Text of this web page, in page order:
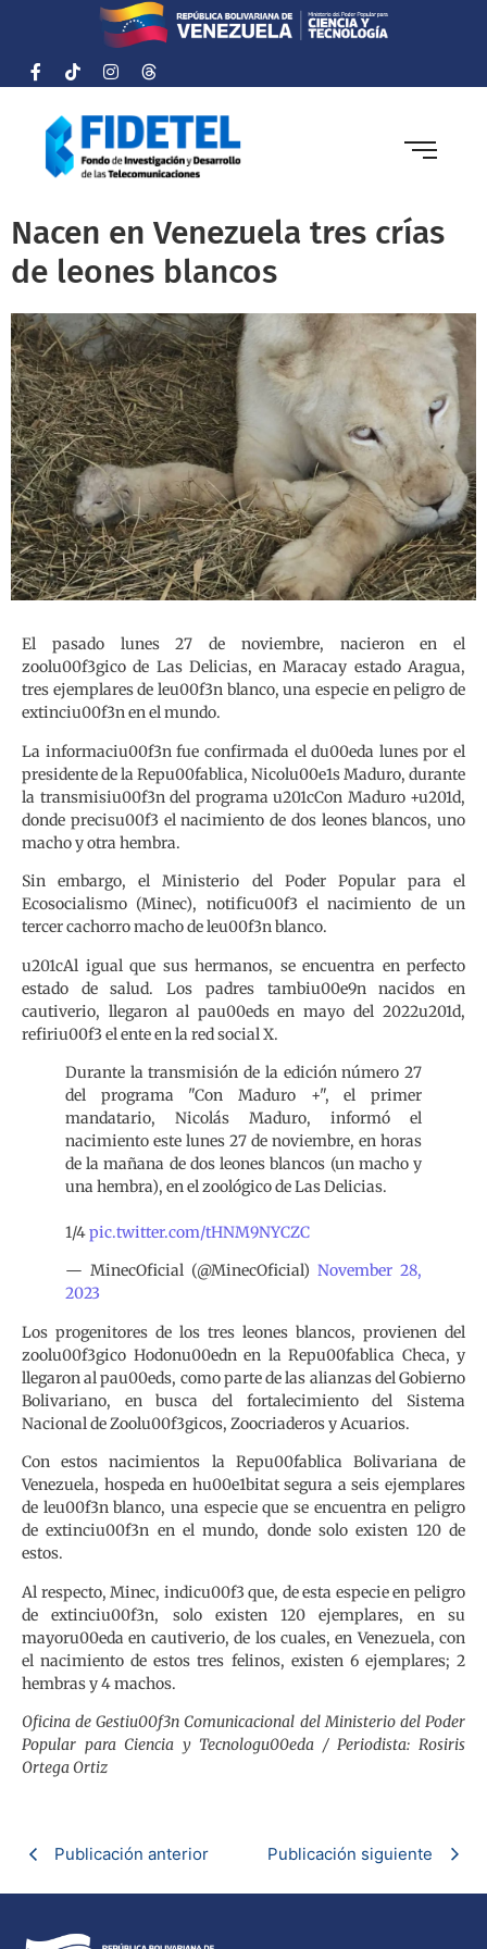
Nacen en Venezuela tres crías
de leones blancos
El pasado lunes 27 de noviembre, nacieron en el
zoolu00f3gico de Las Delicias, en Maracay estado Aragua,
tres ejemplares de leu00f3n blanco, una especie en peligro de
extinciu00f3n en el mundo.
La informaciu00f3n fue confirmada el du00eda lunes por el
presidente de la Repu00fablica, Nicolu00e1s Maduro, durante
la transmisiu00f3n del programa u201cCon Maduro +u201d,
donde precisu00f3 el nacimiento de dos leones blancos, uno
macho y otra hembra.
Sin embargo, el Ministerio del Poder Popular para el
Ecosocialismo (Minec), notificu00f3 el nacimiento de un
tercer cachorro macho de leu00f3n blanco.
u201cAl igual que sus hermanos, se encuentra en perfecto
estado de salud. Los padres tambiu00e9n nacidos en
cautiverio, llegaron al pau00eds en mayo del 2022u201d,
refiriu00f3 el ente en la red social X.
Durante la transmisión de la edición número 27
del programa "Con Maduro +", el primer
mandatario, Nicolás Maduro, informó el
nacimiento este lunes 27 de noviembre, en horas
de la mañana de dos leones blancos (un macho y
una hembra), en el zoológico de Las Delicias.
1/4pic.twitter.com/tHNM9NYCZC
— MinecOficial (@MinecOficial) November 28,
2023
Los progenitores de los tres leones blancos, provienen del
zoolu00f3gico Hodonu00edn en la Repu00fablica Checa, y
llegaron al pau00eds, como parte de las alianzas del Gobierno
Bolivariano, en busca del fortalecimiento del Sistema
Nacional de Zoolu00f3gicos, Zoocriaderos y Acuarios.
Con estos nacimientos la Repu00fablica Bolivariana de
Venezuela, hospeda en hu00e1bitat segura a seis ejemplares
de leu00f3n blanco, una especie que se encuentra en peligro
de extinciu00f3n en el mundo, donde solo existen 120 de
estos.
Al respecto, Minec, indicu00f3 que, de esta especie en peligro
de extinciu00f3n, solo existen 120 ejemplares, en su
mayoru00eda en cautiverio, de los cuales, en Venezuela, con
el nacimiento de estos tres felinos, existen 6 ejemplares; 2
hembras y 4 machos.
Oficina de Gestiu00f3n Comunicacional del Ministerio del Poder
Popular para Ciencia y Tecnologu00eda / Periodista: Rosiris
Ortega Ortiz
Publicación anterior Publicación siguiente